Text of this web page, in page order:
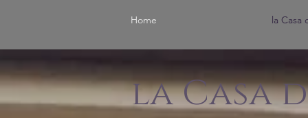
Home la Casa
la Casa